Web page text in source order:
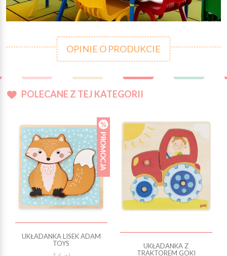
OPINIE O PRODUKCIE
POLECANE Z TEJ KATEGORII
UKŁADANKA LISEK ADAM
TOYS
UKŁADANKA Z
TRAKTOREM GOKI